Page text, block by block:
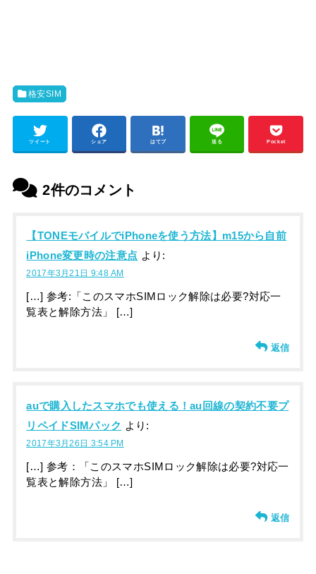
格安SIM
ツイート シェア はてブ 送る Pocket
2件のコメント
【TONEモバイルでiPhoneを使う方法】m15から自前
iPhone変更時の注意点 より:
2017年3月21日 9:48 AM
[…] 参考:「このスマホSIMロック解除は必要?対応一
覧表と解除方法」 […]
返信
auで購入したスマホでも使える！au回線の契約不要プ
リペイドSIMパック より:
2017年3月26日 3:54 PM
[…] 参考：「このスマホSIMロック解除は必要?対応一
覧表と解除方法」 […]
返信